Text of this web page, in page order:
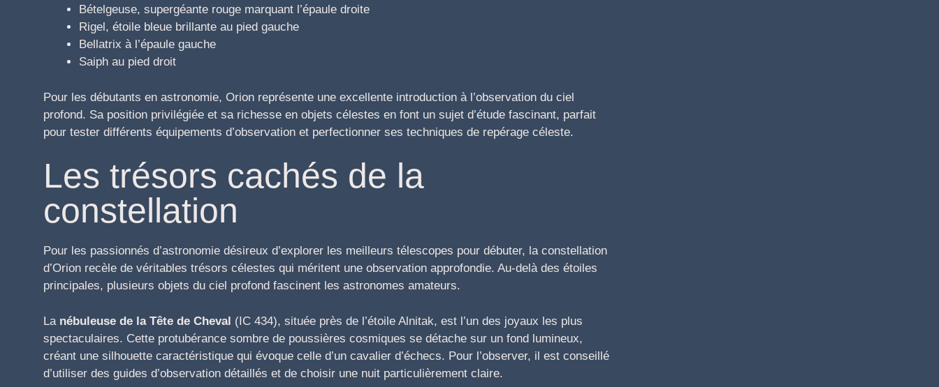
Bételgeuse, supergéante rouge marquant l’épaule droite
Rigel, étoile bleue brillante au pied gauche
Bellatrix à l’épaule gauche
Saiph au pied droit
Pour les débutants en astronomie, Orion représente une excellente introduction à l’observation du ciel
profond. Sa position privilégiée et sa richesse en objets célestes en font un sujet d’étude fascinant, parfait
pour tester différents équipements d’observation et perfectionner ses techniques de repérage céleste.
Les trésors cachés de la
constellation
Pour les passionnés d’astronomie désireux d’explorer les meilleurs télescopes pour débuter, la constellation
d’Orion recèle de véritables trésors célestes qui méritent une observation approfondie. Au-delà des étoiles
principales, plusieurs objets du ciel profond fascinent les astronomes amateurs.
La nébuleuse de la Tête de Cheval (IC 434), située près de l’étoile Alnitak, est l’un des joyaux les plus
spectaculaires. Cette protubérance sombre de poussières cosmiques se détache sur un fond lumineux,
créant une silhouette caractéristique qui évoque celle d’un cavalier d’échecs. Pour l’observer, il est conseillé
d’utiliser des guides d’observation détaillés et de choisir une nuit particulièrement claire.